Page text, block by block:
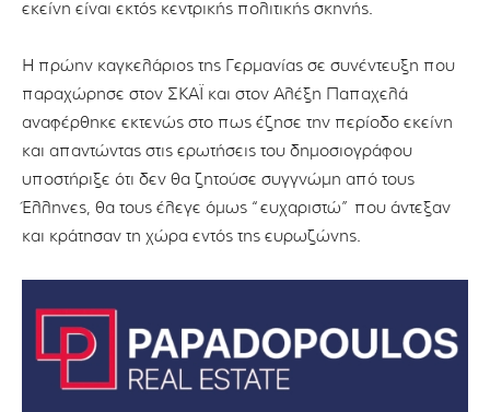
εκείνη είναι εκτός κεντρικής πολιτικής σκηνής.
Η πρώην καγκελάριος της Γερμανίας σε συνέντευξη που
παραχώρησε στον ΣΚΑΪ και στον Αλέξη Παπαχελά
αναφέρθηκε εκτενώς στο πως έζησε την περίοδο εκείνη
και απαντώντας στις ερωτήσεις του δημοσιογράφου
υποστήριξε ότι δεν θα ζητούσε συγγνώμη από τους
Έλληνες, θα τους έλεγε όμως “ευχαριστώ” που άντεξαν
και κράτησαν τη χώρα εντός της ευρωζώνης.